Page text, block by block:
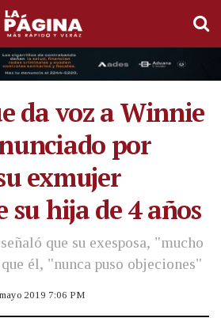
da voz a Winnie
por
exmujer
su hija de 4 años
que su exesposa, "mucho
él, "nunca puso objeciones"
2019 7:06 PM